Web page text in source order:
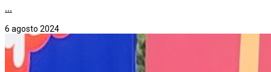
...
6 agosto 2024